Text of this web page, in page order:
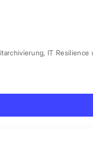
, IT Resilience